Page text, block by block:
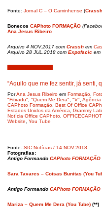
Fonte: Jornal C – O Caminhense (Crassh
Bonecos CAPhoto FORMAÇÃO
Ana Jesus Ribeiro
Arquivo 4 NOV.2017 com Crassh em
Arquivo 28 JUL.2018 com Expofacic em
“Aquilo que me fez sentir, já senti,
PorAna Jesus Ribeiro em Formação
"Fitxadu" "Quem Me Dera" "V" Agência
CAPhoto Formação Best Of Office
Estados Unidos da América
Grammy
Notícia Office CAPhoto
Website
You Tube
Fonte: SIC Notícias / 14 NOV.2018
Fotografias:
Antigo Formando CAPhoto FORMAÇÃO
Sara Tavares – Coisas Bunitas (You
Antigo Formando CAPhoto FORMAÇÃO
Mariza – Quem Me Dera (You Tube) (**)